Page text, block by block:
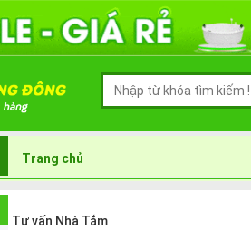
Trang chủ
Tư vấn Nhà Tắm